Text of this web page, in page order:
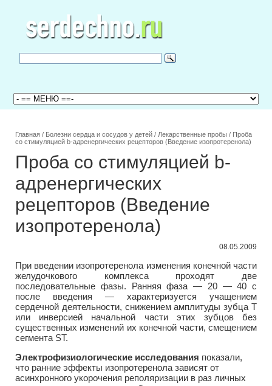
Главная / Болезни сердца и сосудов у детей / Лекарственные пробы / Проба
со стимуляцией b-адренергических рецепторов (Введение изопротеренола)
Проба со стимуляцией b-
адренергических
рецепторов (Введение
изопротеренола)
08.05.2009
При введении изопротеренола изменения конечной части
желудочкового комплекса проходят две
последовательные фазы. Ранняя фаза — 20 — 40 с
после введения — характеризуется учащением
сердечной деятельности, снижением амплитуды зубца Т
или инверсией начальной части этих зубцов без
существенных изменений их конечной части, смещением
сегмента ST.
Электрофизиологические исследования показали,
что ранние эффекты изопротеренола зависят от
асинхронного укорочения реполяризации в раз личных